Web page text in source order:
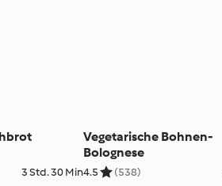
3 Std. 30 Min
Vegetarische Bohnen-
Bolognese
4.5 (538)